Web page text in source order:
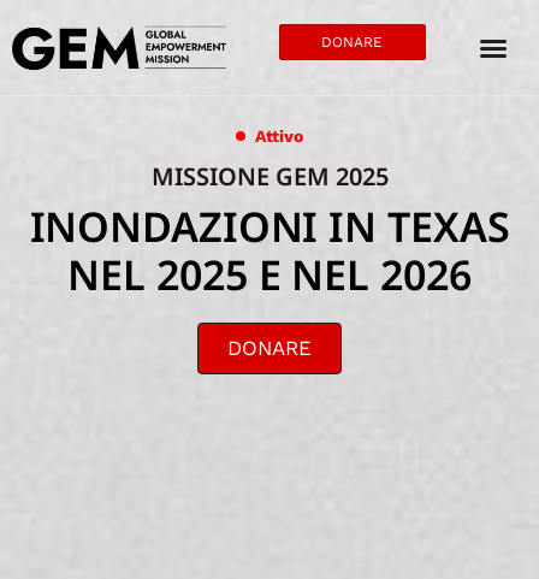
DONARE
Attivo
MISSIONE GEM 2025
INONDAZIONI IN TEXAS
NEL 2025 E NEL 2026
DONARE